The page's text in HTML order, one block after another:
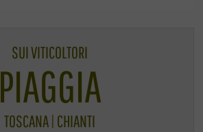
SUI VITICOLTORI
PIAGGIA
TOSCANA | CHIANTI